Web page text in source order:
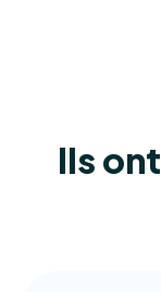
Ils